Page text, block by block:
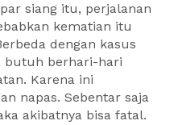
siang itu, perjalanan
kematian itu
dengan kasus
butuh berhari-hari
Karena ini
napas. Sebentar saja
akibatnya bisa fatal.